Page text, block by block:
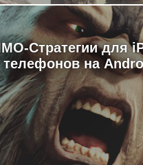
Стратегии для
телефонов на